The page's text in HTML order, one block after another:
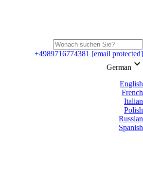
+4989716774381 [email protected]
German keyboard_arrow_down
English
French
Italian
Polish
Russian
Spanish